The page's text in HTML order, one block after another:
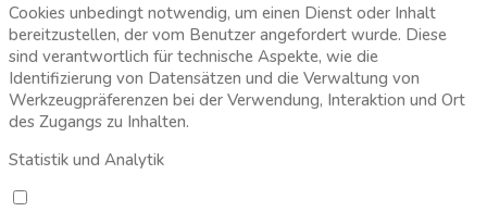
Cookies unbedingt notwendig, um einen Dienst oder Inhalt
bereitzustellen, der vom Benutzer angefordert wurde. Diese
sind verantwortlich für technische Aspekte, wie die
Identifizierung von Datensätzen und die Verwaltung von
Werkzeugpräferenzen bei der Verwendung, Interaktion und Ort
des Zugangs zu Inhalten.
Statistik und Analytik